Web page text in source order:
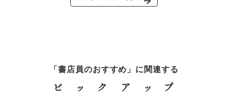
「書店員のおすすめ」に関連する